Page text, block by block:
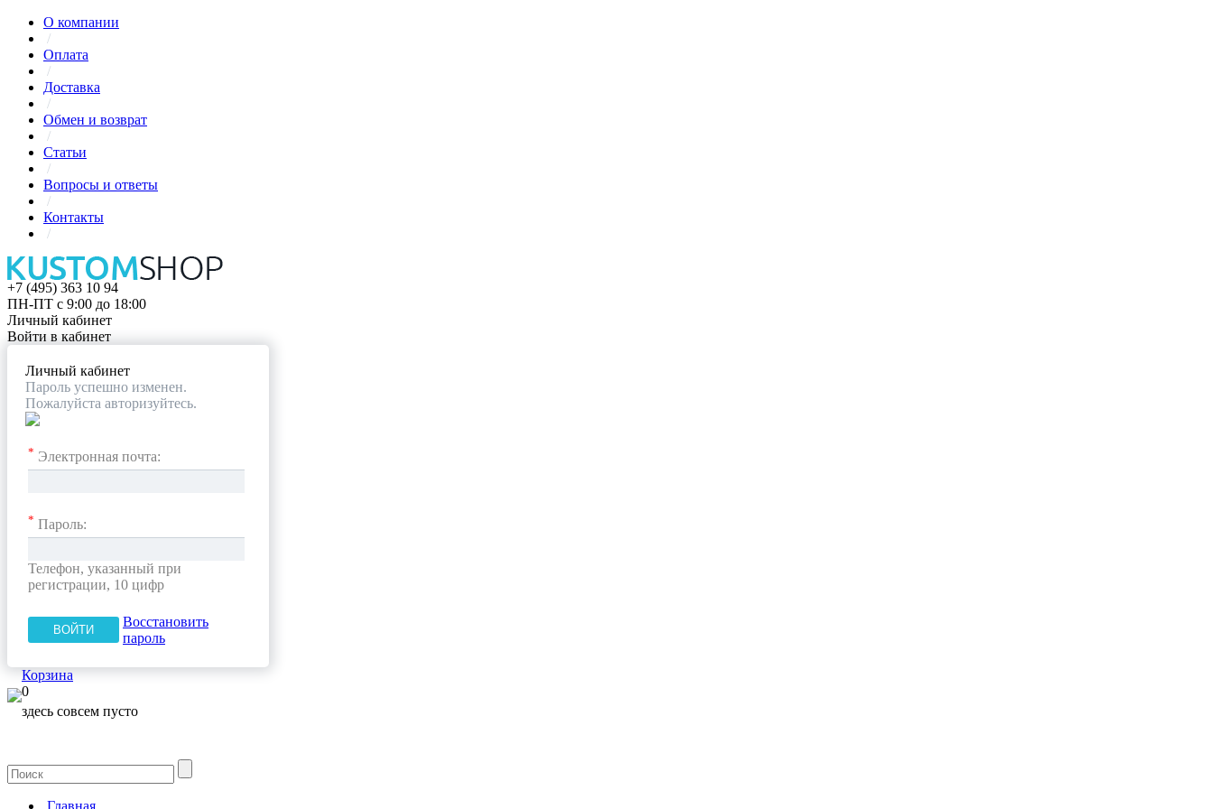
О компании
/
Оплата
/
Доставка
/
Обмен и возврат
/
Статьи
/
Вопросы и ответы
/
Контакты
/
+7 (495) 363 10 94
ПН-ПТ с 9:00 до 18:00
Личный кабинет
Войти в кабинет
Личный кабинет
Пароль успешно изменен.
Пожалуйста авторизуйтесь.
* Электронная почта:
* Пароль:
Телефон, указанный при
регистрации, 10 цифр
Восстановить
пароль
Корзина
0
здесь совсем пусто
Главная